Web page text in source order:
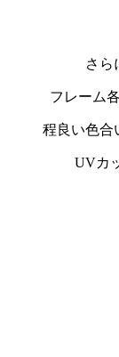
さら
フレーム
程良い色合
UVカ